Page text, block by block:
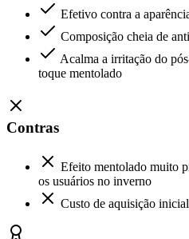
Efetivo contra a
Composição cheia de
Acalma a irritação do
toque mentolado
Contras
Efeito mentolado muito
os usuários no inverno
Custo de aquisição